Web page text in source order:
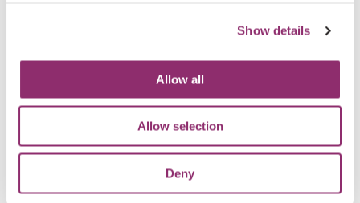
Show details
Allow all
Allow selection
Deny
ANONIEM €10